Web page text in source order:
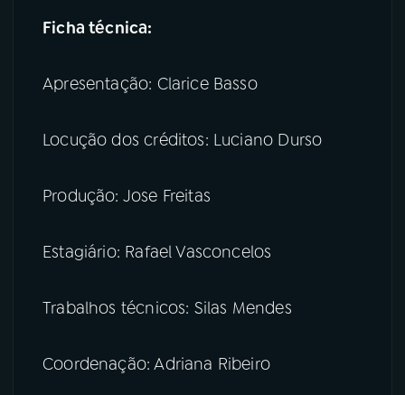
Ficha técnica:
Apresentação: Clarice Basso
Locução dos créditos: Luciano Durso
Produção: Jose Freitas
Estagiário: Rafael Vasconcelos
Trabalhos técnicos: Silas Mendes
Coordenação: Adriana Ribeiro